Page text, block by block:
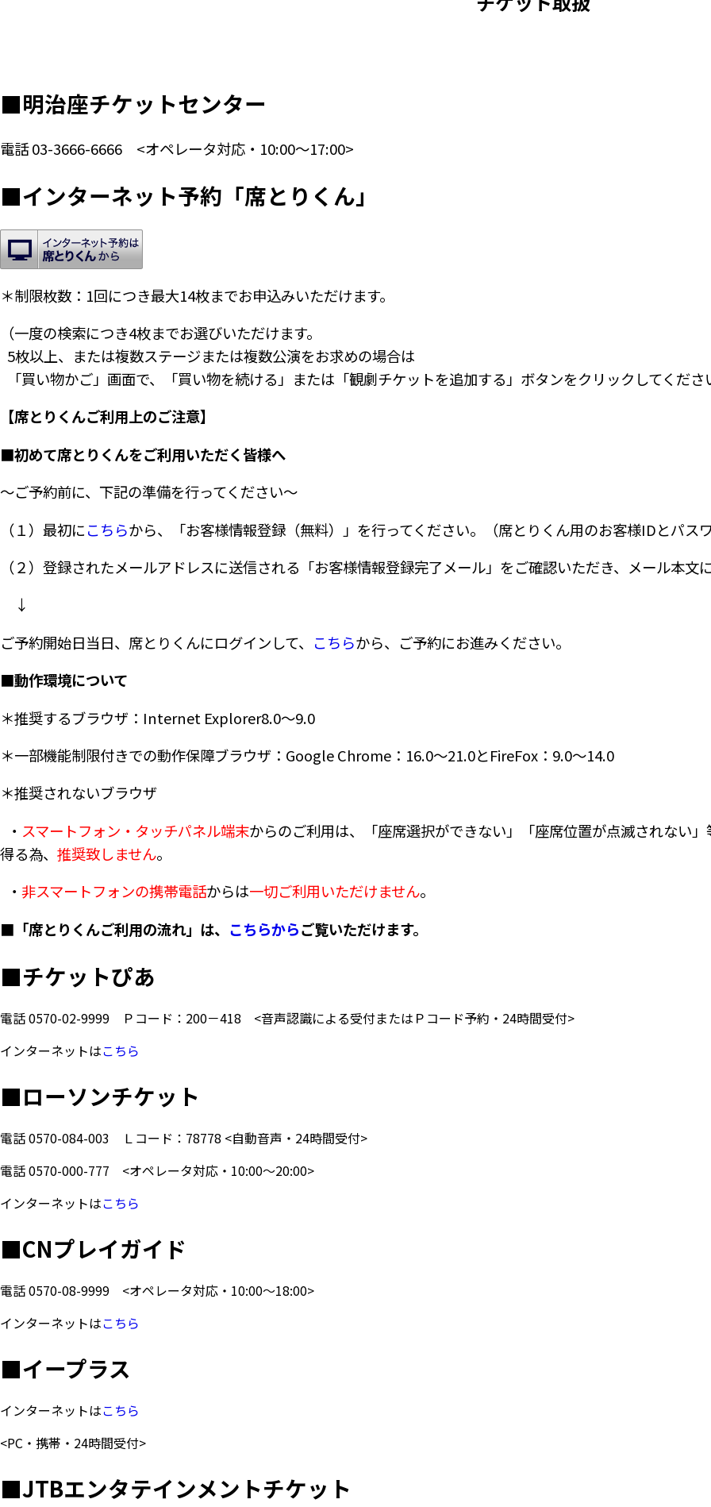
■明治座チケットセンター
電話03-3666-6666 <オペレータ対応・10:00～17:00>
■インターネット予約「席とりくん」
＊制限枚数：1回につき最大14枚までお申込みいただけます。
（一度の検索につき4枚までお選びいただけます。
5枚以上、または複数ステージまたは複数公演をお求めの場合は
「買い物かご」画面で、「買い物を続ける」または「観劇チケットを追加する」ボタンをクリックしてくださ
【席とりくんご利用上のご注意】
■初めて席とりくんをご利用いただく皆様へ
～ご予約前に、下記の準備を行ってください～
（１）最初にこちらから、「お客様情報登録（無料）」を行ってください。（席とりくん用のお客様IDとパス
（２）登録されたメールアドレスに送信される「お客様情報登録完了メール」をご確認いただき、メール本
↓
ご予約開始日当日、席とりくんにログインして、
こちらから、ご予約にお進みください。
■動作環境について
＊推奨するブラウザ：Internet Explorer8.0～9.0
＊一部機能制限付きでの動作保障ブラウザ：Google Chrome：16.0～21.0とFireFox：9.0～14.0
＊推奨されないブラウザ
・ スマートフォン・タッチパネル端末からのご利用は、「座席選択ができない」「座席位置が点滅されない
得る為、 推奨致しません。
・非スマートフォンの携帯電話からは一切ご利用いただけません。
■「席とりくんご利用の流れ」は、 こちらからご覧いただけます。
■チケットぴあ
電話0570-02-9999 Ｐコード：200－418 <音声認識による受付またはＰコード予約・24時間受付>
インターネットはこちら
■ローソンチケット
電話0570-084-003 Ｌコード：78778 <自動音声・24時間受付>
電話0570-000-777
<オペレータ対応・10:00～20:00>
インターネットはこちら
■CNプレイガイド
電話0570-08-9999
<オペレータ対応・10:00～18:00>
インターネットはこちら
■イープラス
インターネットはこちら
<PC・携帯・24時間受付>
■JTBエンタテインメントチケット